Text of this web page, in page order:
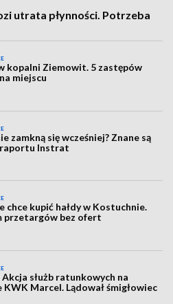
utrata płynności. Potrzeba
kopalni Ziemowit. 5 zastępów
miejscu
zamkną się wcześniej? Znane są
Instrat
chce kupić hałdy w Kostuchnie.
przetargów bez ofert
Akcja służb ratunkowych na
Marcel. Lądował śmigłowiec